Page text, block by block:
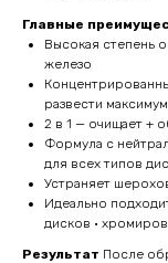
Главные
Высокая степень
железо
развести максимум
2 в 1 — очищает +
Формула с
для всех типов
Устраняет
Идеально
дисков •
Результат После